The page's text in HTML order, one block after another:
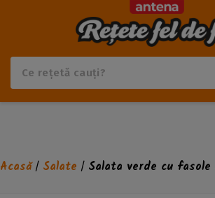
Acasă/ Salate / Salata verde cu